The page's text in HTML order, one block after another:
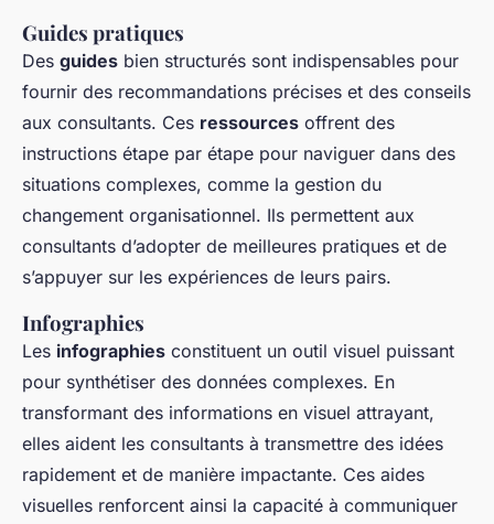
Guides pratiques
Des guides bien structurés sont indispensables pour
fournir des recommandations précises et des conseils
aux consultants. Ces ressources offrent des
instructions étape par étape pour naviguer dans des
situations complexes, comme la gestion du
changement organisationnel. Ils permettent aux
consultants d’adopter de meilleures pratiques et de
s’appuyer sur les expériences de leurs pairs.
Infographies
Les infographies constituent un outil visuel puissant
pour synthétiser des données complexes. En
transformant des informations en visuel attrayant,
elles aident les consultants à transmettre des idées
rapidement et de manière impactante. Ces aides
visuelles renforcent ainsi la capacité à communiquer